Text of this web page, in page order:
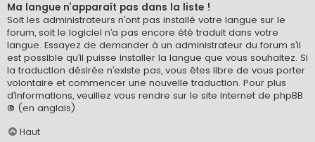
Ma langue n’apparaît pas dans la liste !
Soit les administrateurs n’ont pas installé votre langue sur le
forum, soit le logiciel n’a pas encore été traduit dans votre
langue. Essayez de demander à un administrateur du forum s’il
est possible qu’il puisse installer la langue que vous souhaitez. Si
la traduction désirée n’existe pas, vous êtes libre de vous porter
volontaire et commencer une nouvelle traduction. Pour plus
d’informations, veuillez vous rendre sur le site internet de phpBB
® (en anglais).
Haut